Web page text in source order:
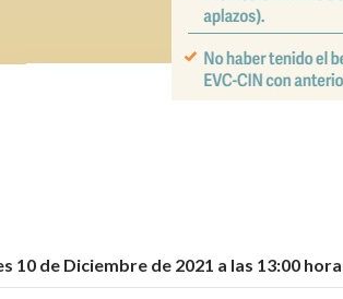
de Diciembre de 2021 a las 13:00